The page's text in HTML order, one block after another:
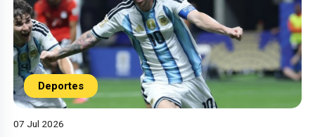
Deportes
07 Jul 2026